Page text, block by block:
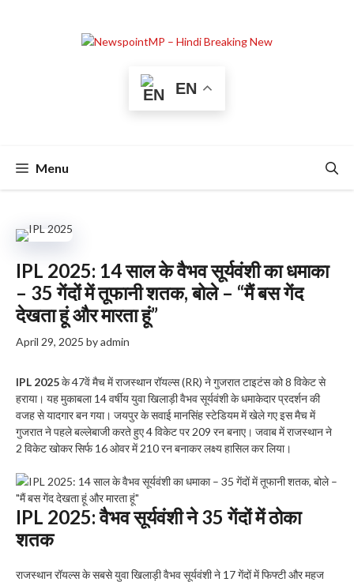
EN
Menu
IPL 2025: 14 साल के वैभव सूर्यवंशी का धमाका
– 35 गेंदों में तूफानी शतक, बोले – “मैं बस गेंद
देखता हूं और मारता हूं”
April 29, 2025 byadmin
IPL 2025के 47वें मैच में राजस्थान रॉयल्स (RR) ने गुजरात टाइटंस को 8 विकेट से
हराया। यह मुकाबला 14 वर्षीय युवा खिलाड़ी वैभव सूर्यवंशी के धमाकेदार प्रदर्शन की
वजह से यादगार बन गया। जयपुर के सवाई मानसिंह स्टेडियम में खेले गए इस मैच में
गुजरात ने पहले बल्लेबाजी करते हुए 4 विकेट पर 209 रन बनाए। जवाब में राजस्थान ने
2 विकेट खोकर सिर्फ 16 ओवर में 210 रन बनाकर लक्ष्य हासिल कर लिया।
IPL 2025: वैभव सूर्यवंशी ने 35 गेंदों में ठोका
शतक
राजस्थान रॉयल्स के सबसे युवा खिलाड़ी वैभव सूर्यवंशी ने 17 गेंदों में फिफ्टी और महज